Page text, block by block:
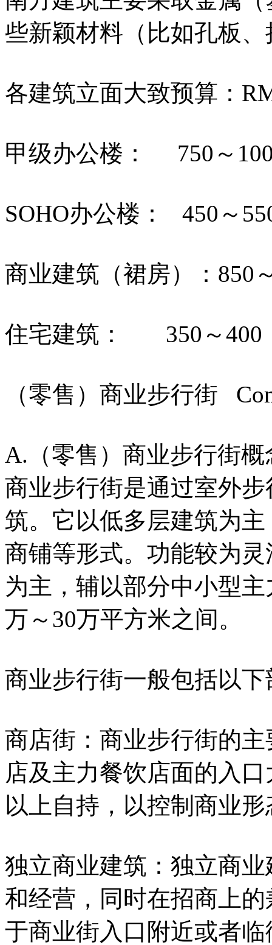
些新颖材料（比如孔板
各建筑立面大致预算：
甲级办公楼： 750～
SOHO办公楼： 450～
商业建筑（裙房）：850
住宅建筑： 350～400
（零售）商业步行街
A.（零售）商业步行街概
商业步行街是通过室外
筑。它以低多层建筑为
商铺等形式。功能较为
为主，辅以部分中小型
万～30万平方米之间。
商业步行街一般包括以下
商店街：商业步行街的
店及主力餐饮店面的入
以上自持，以控制商业
独立商业建筑：独立商
和经营，同时在招商上
于商业街入口附近或者